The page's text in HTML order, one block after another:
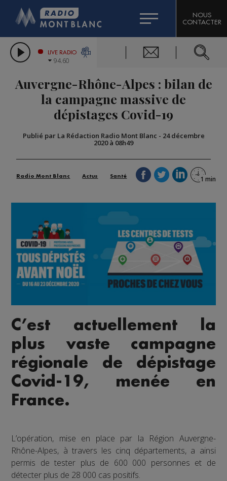
LES CHRONIQUES DE L'EXPERT
CITIZEN MACHINERY
GRAND MASSIF DOMAINES SKIABLES
BIGARD
COMPAGNIE DU MONT-BLANC
NOUS
CONTACTER
LIVE RADIO
94.60
Auvergne-Rhône-Alpes : bilan de
la campagne massive de
dépistages Covid-19
Publié par La Rédaction Radio Mont Blanc - 24 décembre
2020 à 08h49
Radio Mont Blanc Actus Santé
C’est actuellement la
plus vaste campagne
régionale de dépistage
Covid-19, menée en
France.
L’opération, mise en place par la Région Auvergne-
Rhône-Alpes, à travers les cinq départements, a ainsi
permis de tester plus de 600 000 personnes et de
détecter plus de 28 000 cas positifs.